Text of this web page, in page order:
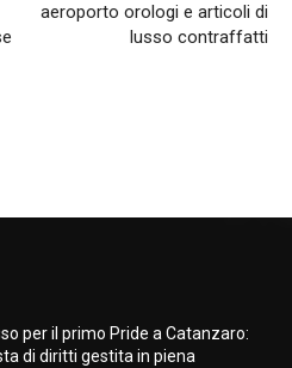
aeroporto orologi e articoli di
lusso contraffatti
per il primo Pride a Catanzaro:
di diritti gestita in piena